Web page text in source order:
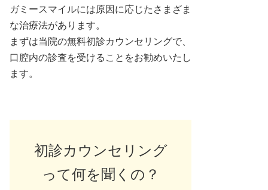
ガミースマイルには原因に応じたさまざま
な治療法があります。
まずは当院の無料初診カウンセリングで、
口腔内の診査を受けることをお勧めいたし
ます。
初診カウンセリング
って何を聞くの？